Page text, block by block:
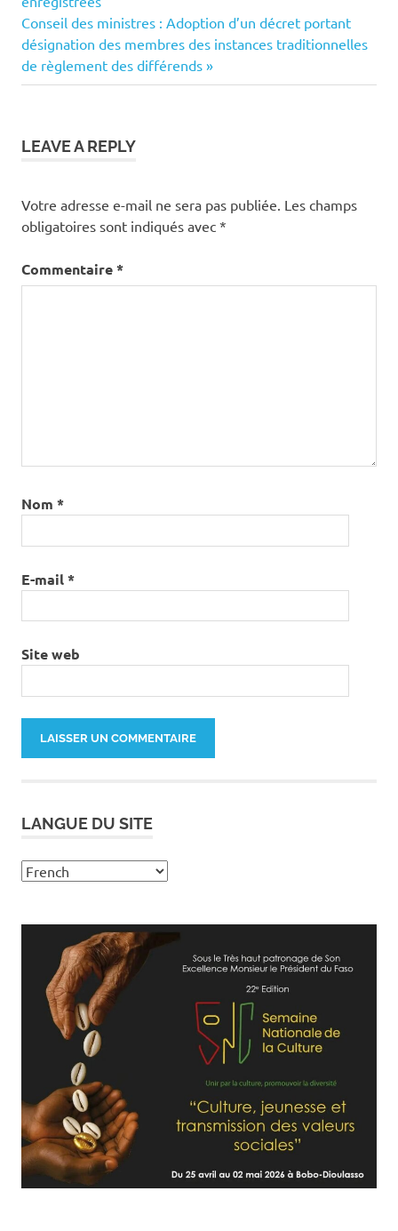
l’article
Next
Post:
Conseil des ministres : Adoption d’un décret portant
désignation des membres des instances traditionnelles
de règlement des différends
LEAVE A REPLY
Votre adresse e-mail ne sera pas publiée. Les champs
obligatoires sont indiqués avec *
Commentaire*
Nom *
E-mail*
Site web
LANGUE DU SITE